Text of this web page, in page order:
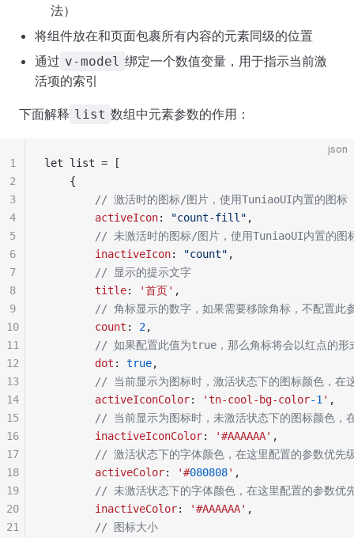
法）
将组件放在和页面包裹所有内容的元素同级的位置
通过 v-model 绑定一个数值变量，用于指示当前激
活项的索引
下面解释 list 数组中元素参数的作用：
json
let list = [
	{
		// 激活时的图标/图片，使用TuniaoUI内置的图标
		activeIcon
: "count-fill" ,
// 未激活时的图标/图片，使用TuniaoUI内置的图
		inactiveIcon
: "count" ,
		// 显示的提示文字
		title
: '首页' ,
// 角标显示的数字，如果需要移除角标，不配置
		count
: 2,
// 如果配置此值为true，那么角标将会以红点的形
		dot
: true,
// 当前显示为图标时，激活状态下的图标颜色，
        activeIconColor
: 'tn-cool-bg-color-1 ' ,
// 当前显示为图标时，未激活状态下的图标颜色，
        inactiveIconColor
: '#AAAAAA' ,
// 激活状态下的字体颜色，在这里配置的参数优先
        activeColor
: '#080808' ,
// 未激活状态下的字体颜色，在这里配置的参数优
        inactiveColor
: '#AAAAAA' ,
        // 图标大小
1
2
3
4
5
6
7
8
9
10
11
12
13
14
15
16
17
18
19
20
21